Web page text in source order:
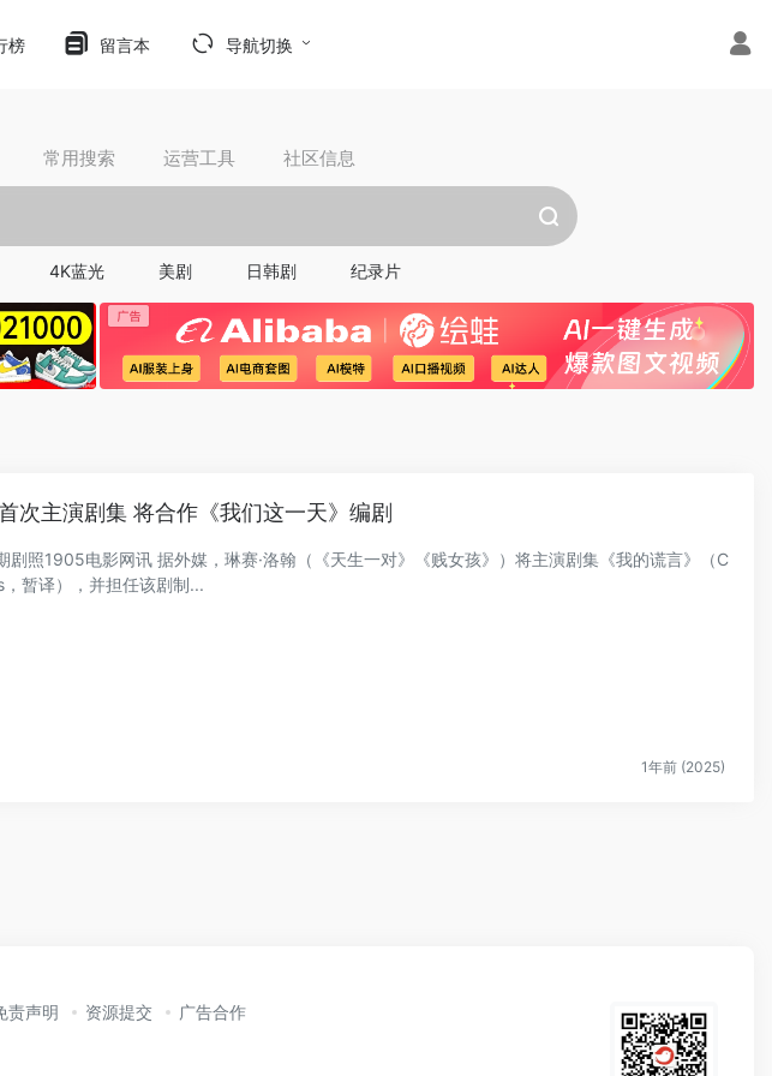
榜 留言本 导航切换
常用搜索 运营工具 社区信息
4K蓝光 美剧 日韩剧 纪录片
次主演剧集 将合作《我们这一天》编剧
剧照1905电影网讯 据外媒，琳赛·洛翰（《天生一对》《贱女孩》）将主演剧集《我的谎言》（C
暂译），并担任该剧制...
1年前 (2025)
责声明 资源提交 广告合作